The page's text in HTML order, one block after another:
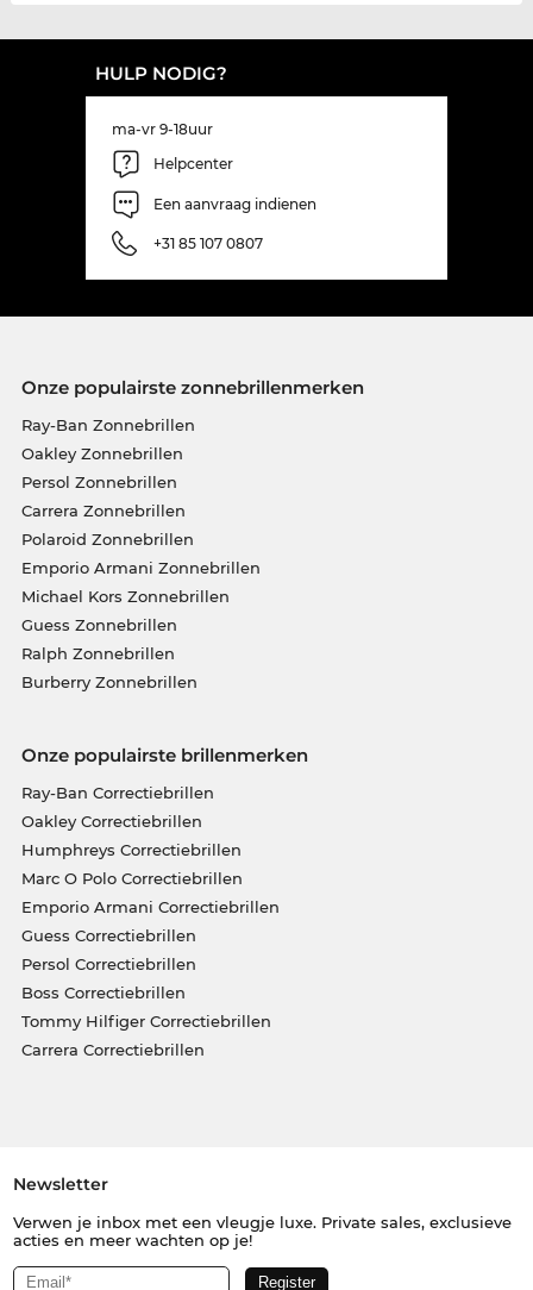
HULP NODIG?
ma-vr 9-18uur
Helpcenter
Een aanvraag indienen
+31 85 107 0807
Onze populairste zonnebrillenmerken
Ray-Ban Zonnebrillen
Oakley Zonnebrillen
Persol Zonnebrillen
Carrera Zonnebrillen
Polaroid Zonnebrillen
Emporio Armani Zonnebrillen
Michael Kors Zonnebrillen
Guess Zonnebrillen
Ralph Zonnebrillen
Burberry Zonnebrillen
Onze populairste brillenmerken
Ray-Ban Correctiebrillen
Oakley Correctiebrillen
Humphreys Correctiebrillen
Marc O Polo Correctiebrillen
Emporio Armani Correctiebrillen
Guess Correctiebrillen
Persol Correctiebrillen
Boss Correctiebrillen
Tommy Hilfiger Correctiebrillen
Carrera Correctiebrillen
Newsletter
Verwen je inbox met een vleugje luxe. Private sales, exclusieve
acties en meer wachten op je!